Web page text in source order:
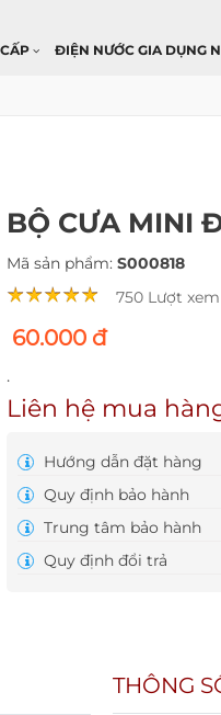
ĐIỆN NƯỚC GIA DỤNG
BỘ CƯA MINI
Mã sản phẩm: S000818
750 Lượt xem
60.000 đ
.
Liên hệ mua
Hướng dẫn đặt hàng
Quy định bảo hành
Trung tâm bảo hành
Quy định đổi trả
THÔNG